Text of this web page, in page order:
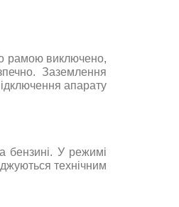
рамою виключено,
.
Заземлення
апарату
бензині. У режимі
технічним